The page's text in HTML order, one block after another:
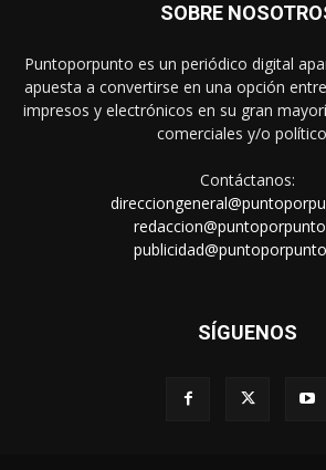
SOBRE
Puntoporpunto es un periódico digital
apuesta a convertirse en una opción
impresos y electrónicos en su gran
comerciales y/o
Contáctanos:
SÍGUENOS